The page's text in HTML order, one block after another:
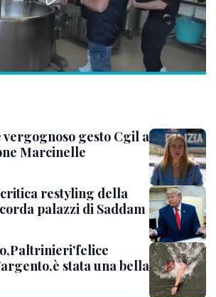
gesto Cgil a
Marcinelle
restyling della
palazzi di Saddam
stata una bella